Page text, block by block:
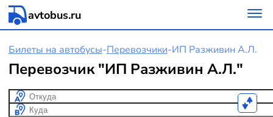
avtobus.ru
Билеты на автобусы-Перевозчики-ИП Разживин А.Л.
Перевозчик "ИП Разживин А.Л."
Откуда
Куда